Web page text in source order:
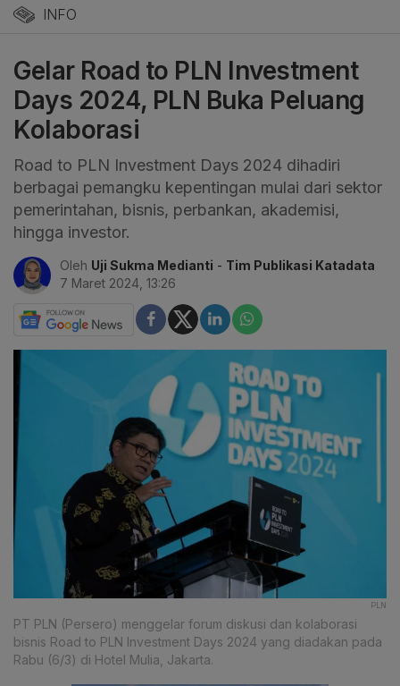
INFO
Gelar Road to PLN Investment
Days 2024, PLN Buka Peluang
Kolaborasi
Road to PLN Investment Days 2024 dihadiri
berbagai pemangku kepentingan mulai dari sektor
pemerintahan, bisnis, perbankan, akademisi,
hingga investor.
Oleh Uji Sukma Medianti - Tim Publikasi Katadata
7 Maret 2024, 13:26
PLN
PT PLN (Persero) menggelar forum diskusi dan kolaborasi
bisnis Road to PLN Investment Days 2024 yang diadakan pada
Rabu (6/3) di Hotel Mulia, Jakarta.